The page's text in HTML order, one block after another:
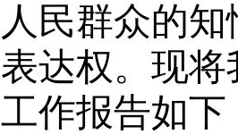
人民群众的
表达权。现将
工作报告如下